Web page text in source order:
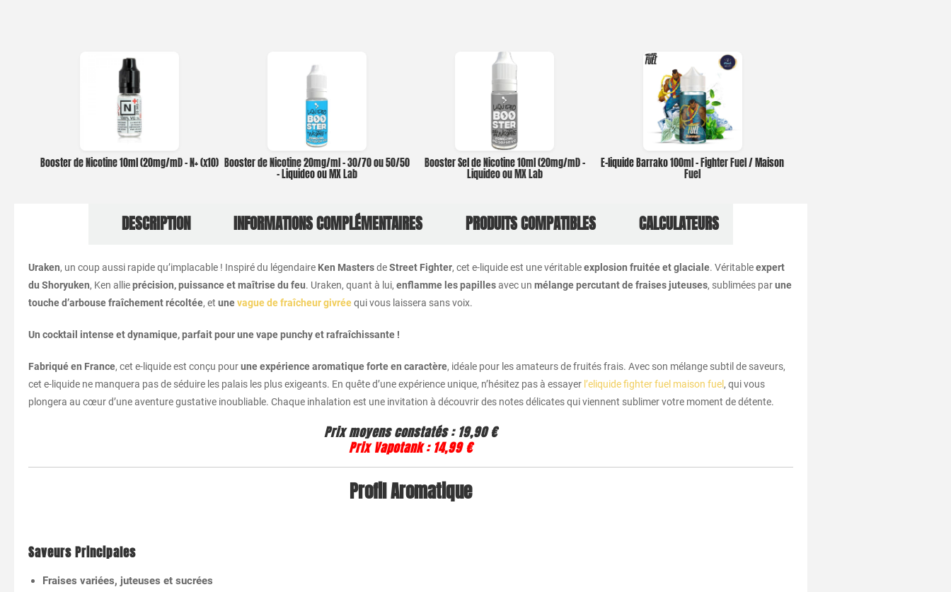
Booster de Nicotine 10ml (20mg/ml) – N+ (x10) Booster de Nicotine 20mg/ml – 30/70 ou 50/50
– Liquideo ou MX Lab
Booster Sel de Nicotine 10ml (20mg/ml) –
Liquideo ou MX Lab
E-liquide Barrako 100ml – Fighter Fuel / Maison
Fuel
DESCRIPTION INFORMATIONS COMPLÉMENTAIRES PRODUITS COMPATIBLES CALCULATEURS
Uraken, un coup aussi rapide qu’implacable ! Inspiré du légendaire Ken MastersdeStreet Fighter, cet e-liquide est une véritableexplosion fruitée et glaciale. Véritableexpert
du Shoryuken, Ken allieprécision, puissance et maîtrise du feu. Uraken, quant à lui, enflamme les papillesavec un mélange percutant de fraises juteuses, sublimées parune
touche d’arbouse fraîchement récoltée, et unevague de fraîcheur givréequi vous laissera sans voix.
Un cocktail intense et dynamique, parfait pour une vape punchy et rafraîchissante !
Fabriqué en France, cet e-liquide est conçu pourune expérience aromatique forte en caractère, idéale pour les amateurs de fruités frais. Avec son mélange subtil de saveurs,
cet e-liquide ne manquera pas de séduire les palais les plus exigeants. En quête d’une expérience unique, n’hésitez pas à essayer l’eliquide fighter fuel maison fuel, qui vous
plongera au cœur d’une aventure gustative inoubliable. Chaque inhalation est une invitation à découvrir des notes délicates qui viennent sublimer votre moment de détente.
Prix moyens constatés :19,90 €
Prix Vapotank :14,99 €
Profil Aromatique
Saveurs Principales
Fraises variées, juteuses et sucrées